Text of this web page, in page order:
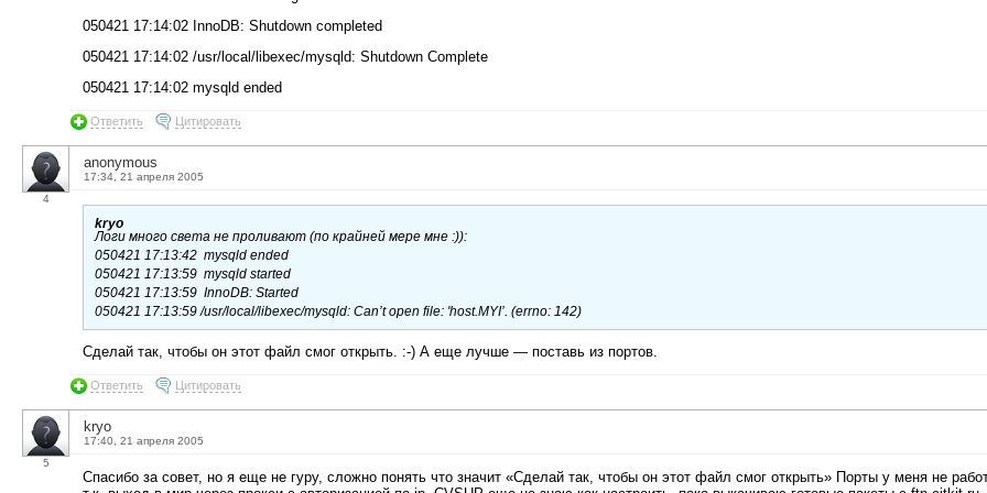
050421 17:14:02 InnoDB: Shutdown completed
050421 17:14:02 /usr/local/libexec/mysqld: Shutdown Complete
050421 17:14:02 mysqld ended
Ответить Цитировать
4
anonymous
17:34, 21 апреля 2005
kryo
Логи много света не проливают (по крайней мере мне :)):
050421 17:13:42 mysqld ended
050421 17:13:59 mysqld started
050421 17:13:59 InnoDB: Started
050421 17:13:59 /usr/local/libexec/mysqld: Can’t open file: 'host.MYI’. (errno: 142)
Сделай так, чтобы он этот файл смог открыть. :-) А еще лучше — поставь из портов.
Ответить Цитировать
5
kryo
17:40, 21 апреля 2005
Спасибо за совет, но я еще не гуру, сложно понять что значит «Сделай так, чтобы он этот файл смог открыть» Порты у меня не